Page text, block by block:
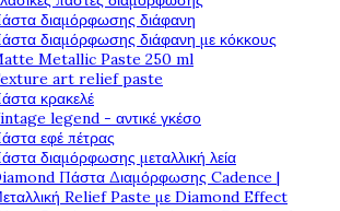
διαμόρφωσης διάφανη
διαμόρφωσης διάφανη με κόκκους
Metallic Paste 250 ml
art relief paste
κρακελέ
legend - αντικέ γκέσο
εφέ πέτρας
διαμόρφωσης μεταλλική λεία
Πάστα Διαμόρφωσης Cadence |
Relief Paste με Diamond Effect